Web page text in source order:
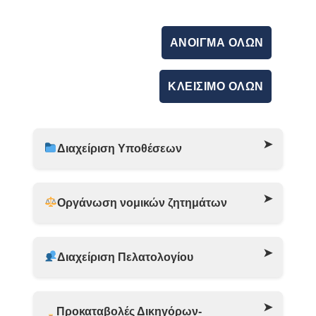
ΆΝΟΙΓΜΑ ΌΛΩΝ
ΚΛΕΊΣΙΜΟ ΌΛΩΝ
Διαχείριση Υποθέσεων
Οργάνωση νομικών ζητημάτων
Διαχείριση Πελατολογίου
Προκαταβολές Δικηγόρων-